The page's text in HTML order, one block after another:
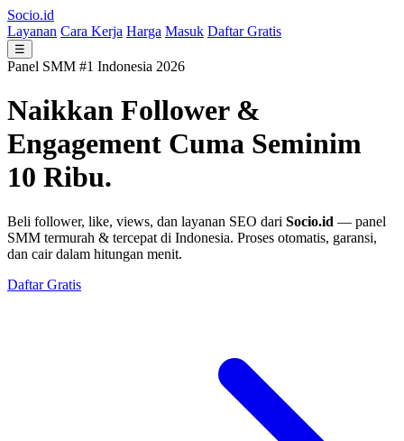
Socio.id
Layanan Cara Kerja Harga Masuk Daftar Gratis
☰
Panel SMM #1 Indonesia 2026
Naikkan Follower &
Engagement Cuma Seminim
10 Ribu.
Beli follower, like, views, dan layanan SEO dari Socio.id — panel
SMM termurah & tercepat di Indonesia. Proses otomatis, garansi,
dan cair dalam hitungan menit.
Daftar Gratis